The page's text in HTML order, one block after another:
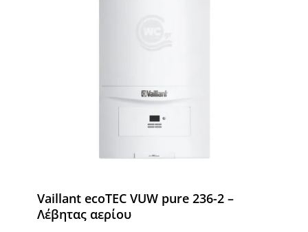
Vaillant ecoTEC VUW pure 236-2 –
Λέβητας αερίου